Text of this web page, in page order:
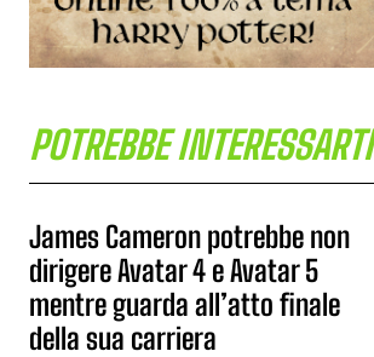
POTREBBE INTERESSARTI
James Cameron potrebbe non
dirigere Avatar 4 e Avatar 5
mentre guarda all’atto finale
della sua carriera